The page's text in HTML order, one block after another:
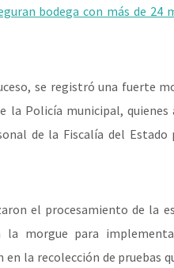
bodega con más de
se registró una fuerte
la Policía municipal,
de la Fiscalía del
el procesamiento de la
morgue para
en la recolección de pruebas